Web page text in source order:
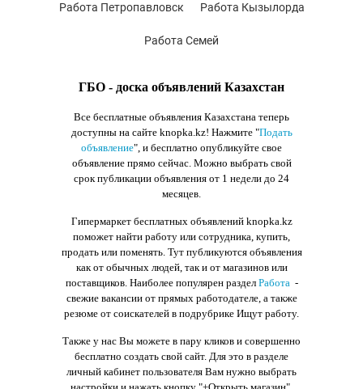
ГБО - доска объявлений Казахстан
Все бесплатные объявления Казахстана теперь
доступны на сайте knopka.kz! Нажмите "Подать
объявление", и бесплатно опубликуйте свое
объявление прямо сейчас. Можно выбрать свой
срок публикации объявления от 1 недели до 24
месяцев.
Гипермаркет бесплатных объявлений knopka.kz
поможет найти работу или сотрудника, купить,
продать или поменять. Тут публикуются объявления
как от обычных людей, так и от магазинов или
поставщиков. Наиболее популярен раздел Работа-
свежие вакансии от прямых работодателе, а также
резюме от соискателей в подрубрике Ищут работу.
Также у нас Вы можете в пару кликов и совершенно
бесплатно создать свой сайт. Для это в разделе
личный кабинет пользователя Вам нужно выбрать
Работа Петропавловск Работа Кызылорда
Работа Семей